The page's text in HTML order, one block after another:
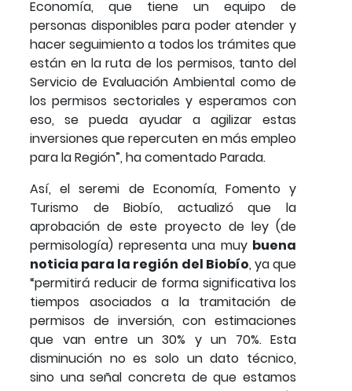
Economía, que tiene un equipo de
personas disponibles para poder atender y
hacer seguimiento a todos los trámites que
están en la ruta de los permisos, tanto del
Servicio de Evaluación Ambiental como de
los permisos sectoriales y esperamos con
eso, se pueda ayudar a agilizar estas
inversiones que repercuten en más empleo
para la Región”, ha comentado Parada.
Así, el seremi de Economía, Fomento y
Turismo de Biobío, actualizó que la
aprobación de este proyecto de ley (de
permisología) representa una muy buena
noticia para la región del Biobío, ya que
“permitirá reducir de forma significativa los
tiempos asociados a la tramitación de
permisos de inversión, con estimaciones
que van entre un 30% y un 70%. Esta
disminución no es solo un dato técnico,
sino una señal concreta de que estamos